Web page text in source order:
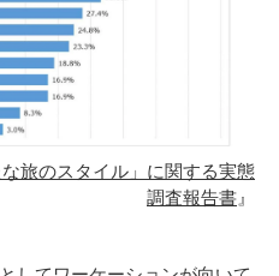
な旅のスタイル」に関する実態
調査報告書 』